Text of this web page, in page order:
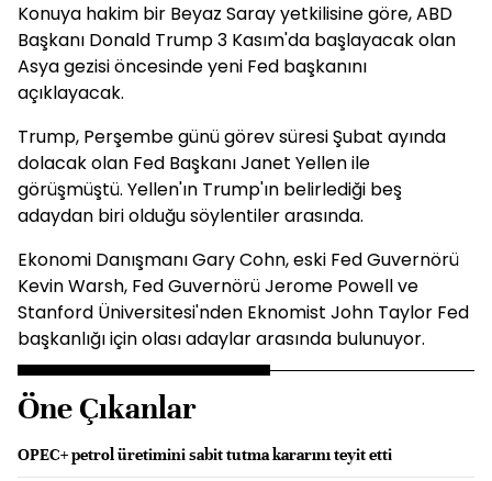
Konuya hakim bir Beyaz Saray yetkilisine göre, ABD
Başkanı Donald Trump 3 Kasım'da başlayacak olan
Asya gezisi öncesinde yeni Fed başkanını
açıklayacak.
Trump, Perşembe günü görev süresi Şubat ayında
dolacak olan Fed Başkanı Janet Yellen ile
görüşmüştü. Yellen'ın Trump'ın belirlediği beş
adaydan biri olduğu söylentiler arasında.
Ekonomi Danışmanı Gary Cohn, eski Fed Guvernörü
Kevin Warsh, Fed Guvernörü Jerome Powell ve
Stanford Üniversitesi'nden Eknomist John Taylor Fed
başkanlığı için olası adaylar arasında bulunuyor.
Öne Çıkanlar
OPEC+ petrol üretimini sabit tutma kararını teyit etti